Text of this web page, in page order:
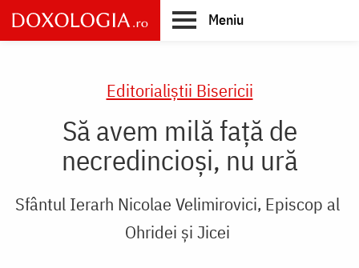
Skip
to
main
Meniu
Editorialiștii Bisericii
Să avem milă față de
necredincioși, nu ură
Sfântul Ierarh Nicolae Velimirovici, Episcop al
Ohridei și Jicei